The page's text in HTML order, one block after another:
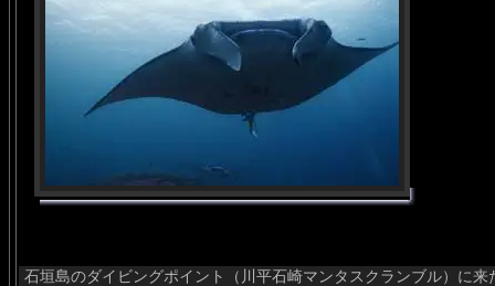
石垣島のダイビングポイント（川平石崎マンタスクランブル）に